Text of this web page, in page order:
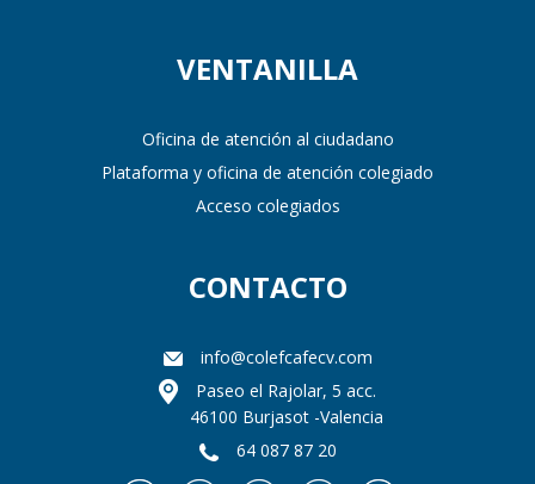
VENTANILLA
Oficina de atención al ciudadano
Plataforma y oficina de atención colegiado
Acceso colegiados
CONTACTO
info@colefcafecv.com
Paseo el Rajolar, 5 acc.
46100 Burjasot -Valencia
64 087 87 20